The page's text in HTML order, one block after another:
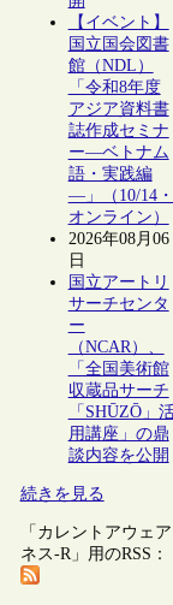
【イベント】
国立国会図書
館（NDL）
「令和8年度
アジア資料書
誌作成セミナ
ー―ベトナム
語・実践編
―」（10/14・
オンライン）
2026年08月06
日
国立アートリ
サーチセンタ
ー
（NCAR）、
「全国美術館
収蔵品サーチ
「SHŪZŌ」
用講座」の鼎
談内容を公開
続きを見る
「カレントアウェア
ネス-R」用のRSS：